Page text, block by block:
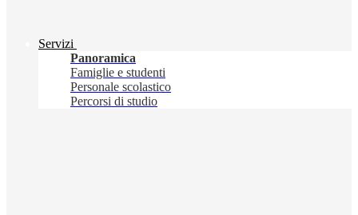
Servizi
Panoramica
Famiglie e studenti
Personale scolastico
Percorsi di studio